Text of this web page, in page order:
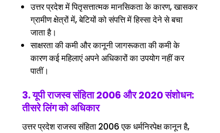
उत्तर प्रदेश में पितृसत्तात्मक मानसिकता के कारण, खासकर
ग्रामीण क्षेत्रों में, बेटियों को संपत्ति में हिस्सा देने से बचा
जाता है।
साक्षरता की कमी और कानूनी जागरूकता की कमी के
कारण कई महिलाएं अपने अधिकारों का उपयोग नहीं कर
पातीं।
3. यूपी राजस्व संहिता 2006 और 2020 संशोधन:
तीसरे लिंग को अधिकार
उत्तर प्रदेश राजस्व संहिता 2006 एक धर्मनिरपेक्ष कानून है,